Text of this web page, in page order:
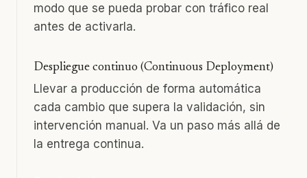
modo que se pueda probar con tráfico real
antes de activarla.
Despliegue continuo (Continuous Deployment)
Llevar a producción de forma automática
cada cambio que supera la validación, sin
intervención manual. Va un paso más allá de
la entrega continua.